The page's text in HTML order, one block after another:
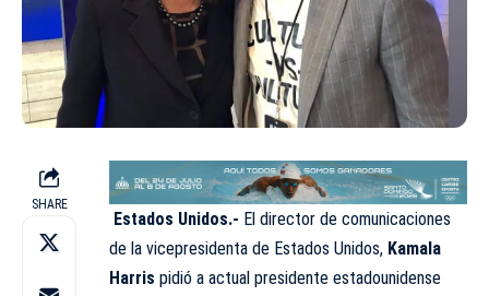
SHARE
Estados Unidos.- El director de comunicaciones
de la vicepresidenta de Estados Unidos, Kamala
Harris pidió a actual presidente estadounidense